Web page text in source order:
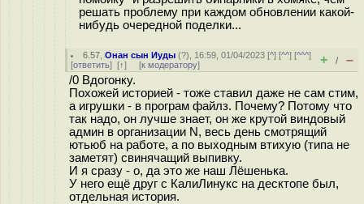
решать проблему при каждом обновлении какой-
нибудь очередной поделки...
6.57 ,Онан сын Иуды (?), 16:59, 01/04/2023 [^] [^^] [^^^]
[ответить] [↑] [к модератору] + / –
/0 Вдогонку.
Похожей историей - тоже ставил даже не сам стим,
а игрушки - в програм файлз. Почему? Потому что
так надо, он лучше знает, он же крутой виндовый
админ в организации N, весь день смотрящий
ютьюб на работе, а по выходным втихую (типа не
заметят) свинячащий выпивку.
И я сразу - о, да это же наш Лёшенька.
У него ещё друг с КалиЛинукс на десктопе был,
отдельная история.